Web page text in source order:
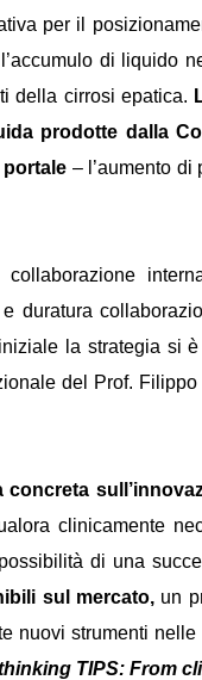
per il
di liquido
della cirrosi epatica.
prodotte dalla
portale – l’aumento
duratura
la strategia
del Prof.
concreta
clinicamente
di una
sul mercato, un
nuovi strumenti
TIPS: From